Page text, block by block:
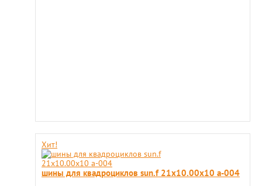
Хит!
шины для квадроциклов sun.f 21х10.00х10 a-004